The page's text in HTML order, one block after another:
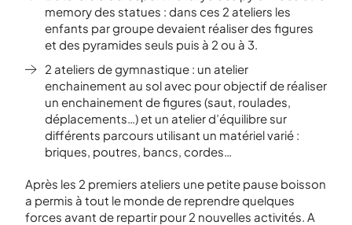
memory des statues : dans ces 2 ateliers les
enfants par groupe devaient réaliser des figures
et des pyramides seuls puis à 2 ou à 3.
2 ateliers de gymnastique : un atelier
enchainement au sol avec pour objectif de réaliser
un enchainement de figures (saut, roulades,
déplacements…) et un atelier d’équilibre sur
différents parcours utilisant un matériel varié :
briques, poutres, bancs, cordes…
Après les 2 premiers ateliers une petite pause boisson
a permis à tout le monde de reprendre quelques
forces avant de repartir pour 2 nouvelles activités. A